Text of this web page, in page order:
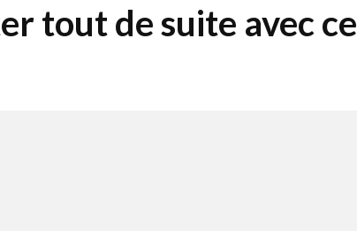
tout de suite avec ce